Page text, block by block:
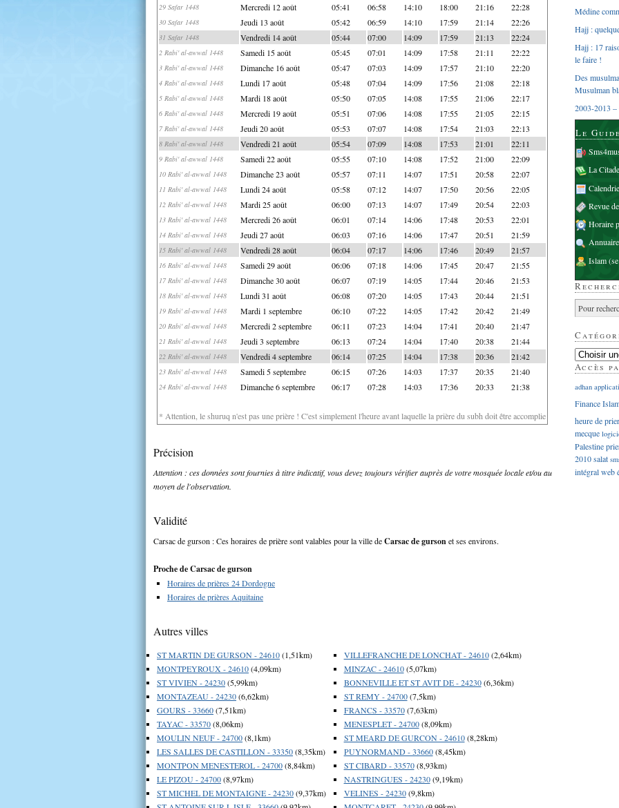
29 Safar 1448 Mercredi 12 août 05:41 06:58 14:10 18:00 21:16 22:28
30 Safar 1448 Jeudi 13 août 05:42 06:59 14:10 17:59 21:14 22:26
31 Safar 1448 Vendredi 14 août 05:44 07:00 14:09 17:59 21:13 22:24
2 Rabi' al-awwal 1448 Samedi 15 août 05:45 07:01 14:09 17:58 21:11 22:22
3 Rabi' al-awwal 1448 Dimanche 16 août 05:47 07:03 14:09 17:57 21:10 22:20
4 Rabi' al-awwal 1448 Lundi 17 août 05:48 07:04 14:09 17:56 21:08 22:18
5 Rabi' al-awwal 1448 Mardi 18 août 05:50 07:05 14:08 17:55 21:06 22:17
6 Rabi' al-awwal 1448 Mercredi 19 août 05:51 07:06 14:08 17:55 21:05 22:15
7 Rabi' al-awwal 1448 Jeudi 20 août 05:53 07:07 14:08 17:54 21:03 22:13
8 Rabi' al-awwal 1448 Vendredi 21 août 05:54 07:09 14:08 17:53 21:01 22:11
9 Rabi' al-awwal 1448 Samedi 22 août 05:55 07:10 14:08 17:52 21:00 22:09
10 Rabi' al-awwal 1448 Dimanche 23 août 05:57 07:11 14:07 17:51 20:58 22:07
11 Rabi' al-awwal 1448 Lundi 24 août 05:58 07:12 14:07 17:50 20:56 22:05
12 Rabi' al-awwal 1448 Mardi 25 août 06:00 07:13 14:07 17:49 20:54 22:03
13 Rabi' al-awwal 1448 Mercredi 26 août 06:01 07:14 14:06 17:48 20:53 22:01
14 Rabi' al-awwal 1448 Jeudi 27 août 06:03 07:16 14:06 17:47 20:51 21:59
15 Rabi' al-awwal 1448 Vendredi 28 août 06:04 07:17 14:06 17:46 20:49 21:57
16 Rabi' al-awwal 1448 Samedi 29 août 06:06 07:18 14:06 17:45 20:47 21:55
17 Rabi' al-awwal 1448 Dimanche 30 août 06:07 07:19 14:05 17:44 20:46 21:53
18 Rabi' al-awwal 1448 Lundi 31 août 06:08 07:20 14:05 17:43 20:44 21:51
19 Rabi' al-awwal 1448 Mardi 1 septembre 06:10 07:22 14:05 17:42 20:42 21:49
20 Rabi' al-awwal 1448 Mercredi 2 septembre 06:11 07:23 14:04 17:41 20:40 21:47
21 Rabi' al-awwal 1448 Jeudi 3 septembre 06:13 07:24 14:04 17:40 20:38 21:44
22 Rabi' al-awwal 1448 Vendredi 4 septembre 06:14 07:25 14:04 17:38 20:36 21:42
23 Rabi' al-awwal 1448 Samedi 5 septembre 06:15 07:26 14:03 17:37 20:35 21:40
24 Rabi' al-awwal 1448 Dimanche 6 septembre 06:17 07:28 14:03 17:36 20:33 21:38
* Attention, le shuruq n'est pas une prière ! C'est simplement l'heure avant laquelle la prière du subh doit être accomplie
Précision
Attention : ces données sont fournies à titre indicatif, vous devez toujours vérifier auprès de votre mosquée locale et/ou au
moyen de l'observation.
Validité
Carsac de gurson : Ces horaires de prière sont valables pour la ville deCarsac de gursonet ses environs.
Proche de Carsac de gurson
Horaires de prières 24 Dordogne
Horaires de prières Aquitaine
Autres villes
ST MARTIN DE GURSON - 24610(1,51km)
MONTPEYROUX - 24610(4,09km)
ST VIVIEN - 24230(5,99km)
MONTAZEAU - 24230(6,62km)
GOURS - 33660(7,51km)
TAYAC - 33570(8,06km)
MOULIN NEUF - 24700(8,1km)
LES SALLES DE CASTILLON - 33350(8,35km)
MONTPON MENESTEROL - 24700(8,84km)
LE PIZOU - 24700(8,97km)
ST MICHEL DE MONTAIGNE - 24230(9,37km)
VILLEFRANCHE DE LONCHAT - 24610(2,64km)
MINZAC - 24610(5,07km)
BONNEVILLE ET ST AVIT DE - 24230(6,36km)
ST REMY - 24700(7,5km)
FRANCS - 33570(7,63km)
MENESPLET - 24700(8,09km)
ST MEARD DE GURCON - 24610(8,28km)
PUYNORMAND - 33660(8,45km)
ST CIBARD - 33570(8,93km)
NASTRINGUES - 24230(9,19km)
VELINES - 24230(9,8km)
Médine
Hajj :
Hajj : 17
le faire !
Des
Musulman
2003-2013 –
Le
La
Revue
Horaire
Islam
Accès
adhan
Finance
heure de
mecque
Palestine
2010salat
intégralweb